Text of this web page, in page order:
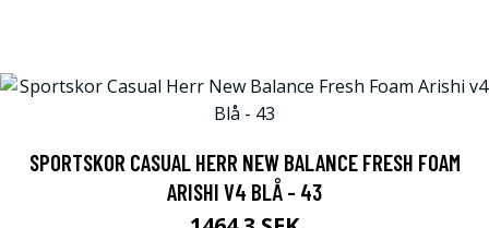
SPORTSKOR CASUAL HERR NEW BALANCE FRESH FOAM
ARISHI V4 BLÅ - 43